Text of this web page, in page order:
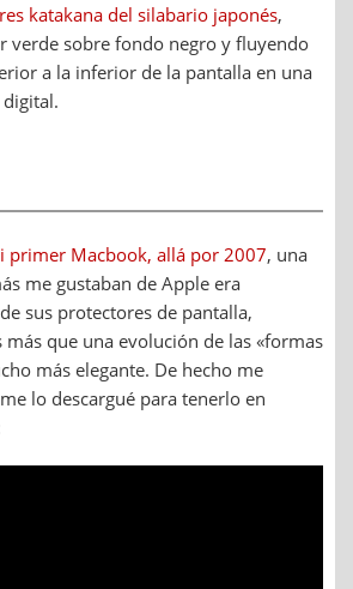
katakana del silabario japonés,
verde sobre fondo negro y fluyendo
a la inferior de la pantalla en una
digital.
primer Macbook, allá por 2007, una
me gustaban de Apple era
sus protectores de pantalla,
más que una evolución de las «formas
más elegante. De hecho me
lo descargué para tenerlo en